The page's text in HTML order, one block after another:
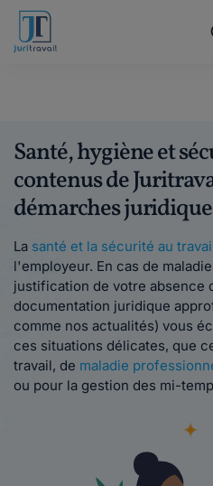
Santé, hygiène et
contenus de
démarches
La santé et la sécurité au
l'employeur. En cas de
justification de votre absence
documentation juridique
comme nos actualités) vous
ces situations délicates, que
travail, de maladie
ou pour la gestion des mi-